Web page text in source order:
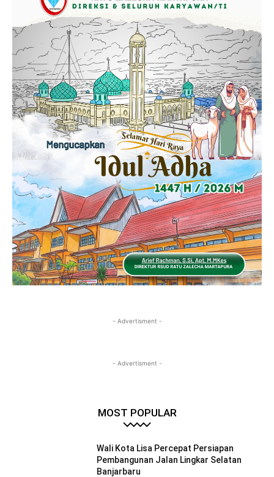
- Advertisment -
- Advertisment -
MOST POPULAR
Wali Kota Lisa Percepat Persiapan
Pembangunan Jalan Lingkar Selatan
Banjarbaru